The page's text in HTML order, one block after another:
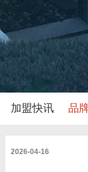
加盟快讯 品
2026-04-16